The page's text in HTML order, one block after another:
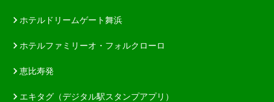
ホテルドリームゲート舞浜
ホテルファミリーオ・フォルクローロ
恵比寿発
エキタグ（デジタル駅スタンプアプリ）